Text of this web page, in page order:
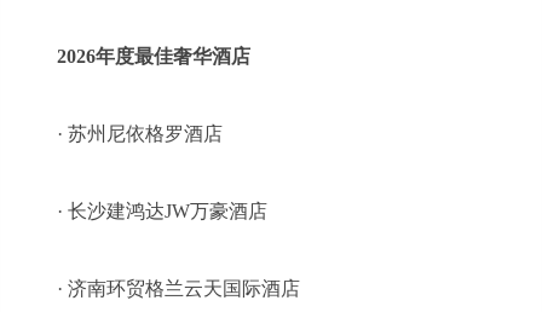
2026年度最佳奢华酒店
· 苏州尼依格罗酒店
· 长沙建鸿达JW万豪酒店
· 济南环贸格兰云天国际酒店